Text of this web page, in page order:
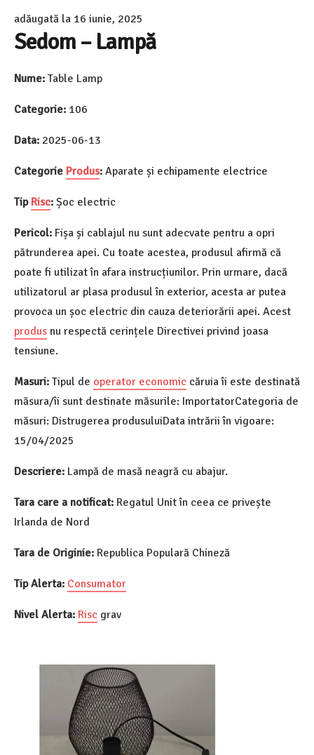
adăugată la 16 iunie, 2025
Sedom – Lampă
Nume: Table Lamp
Categorie: 106
Data: 2025-06-13
Categorie Produs: Aparate și echipamente electrice
Tip Risc: Șoc electric
Pericol: Fișa și cablajul nu sunt adecvate pentru a opri
pătrunderea apei. Cu toate acestea, produsul afirmă că
poate fi utilizat în afara instrucțiunilor. Prin urmare, dacă
utilizatorul ar plasa produsul în exterior, acesta ar putea
provoca un șoc electric din cauza deteriorării apei. Acest
produs nu respectă cerințele Directivei privind joasa
tensiune.
Masuri: Tipul de operator economic căruia îi este destinată
măsura/îi sunt destinate măsurile: ImportatorCategoria de
măsuri: Distrugerea produsuluiData intrării în vigoare:
15/04/2025
Descriere: Lampă de masă neagră cu abajur.
Tara care a notificat: Regatul Unit în ceea ce privește
Irlanda de Nord
Tara de Originie: Republica Populară Chineză
Tip Alerta: Consumator
Nivel Alerta: Risc grav